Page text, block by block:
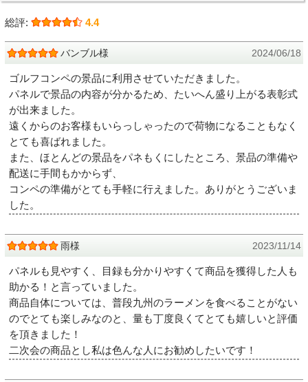
総評: 4.4
バンブル様 2024/06/18
ゴルフコンペの景品に利用させていただきました。
パネルで景品の内容が分かるため、たいへん盛り上がる表彰式
が出来ました。
遠くからのお客様もいらっしゃったので荷物になることもなく
とても喜ばれました。
また、ほとんどの景品をパネもくにしたところ、景品の準備や
配送に手間もかからず、
コンペの準備がとても手軽に行えました。ありがとうございま
した。
雨様 2023/11/14
パネルも見やすく、目録も分かりやすくて商品を獲得した人も
助かる！と言っていました。
商品自体については、普段九州のラーメンを食べることがない
のでとても楽しみなのと、量も丁度良くてとても嬉しいと評価
を頂きました！
二次会の商品とし私は色んな人にお勧めしたいです！